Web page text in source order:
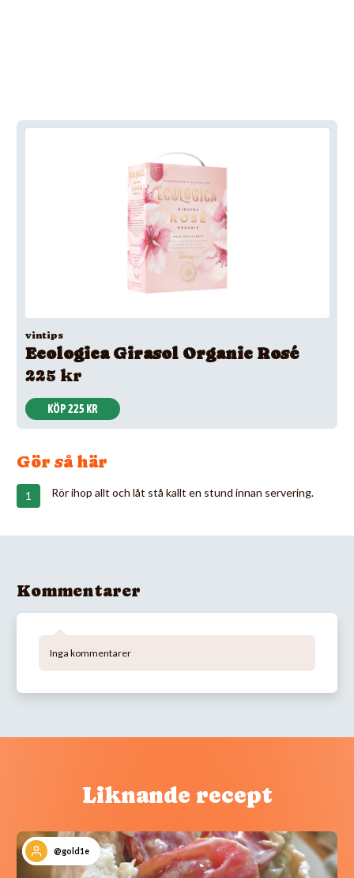
vintips
Ecologica Girasol Organic Rosé
225 kr
KÖP 225 KR
Gör så här
Rör ihop allt och låt stå kallt en stund innan servering.
Kommentarer
Inga kommentarer
Liknande recept
@gold1e